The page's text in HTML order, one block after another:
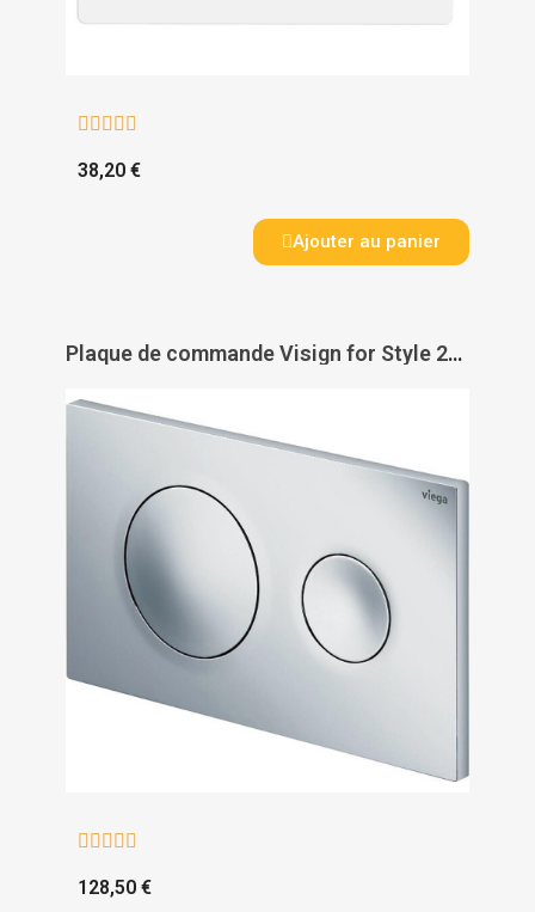
    
38,20 €
Ajouter au panier
Plaque de commande Visign for Style 20 chromé - VIEGA
    
128,50 €